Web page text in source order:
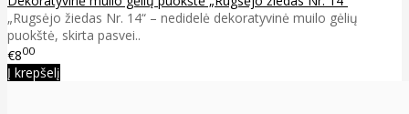
„Rugsėjo žiedas Nr. 14“ – nedidelė dekoratyvinė muilo gėlių
puokštė, skirta pasvei..
€800
Į krepšelį